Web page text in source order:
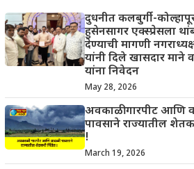
दुधनीत कलबुर्गी-
हुसेनसागर एक्स्प्रेसला
देण्याची मागणी नगराध्यक्ष
यांनी दिले खासदार माने
यांना निवेदन
May 28, 2026
अवकाळी गारपीट आणि
पावसाने राज्यातील
!
March 19, 2026